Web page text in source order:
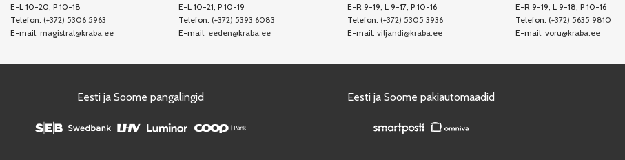
E-L 10-20, P 10-18
Telefon: (+372) 5306 5963
E-mail: magistral@kraba.ee
E-L 10-21, P 10-19
Telefon: (+372) 5393 6083
E-mail: eeden@kraba.ee
E-R 9-19, L 9-17, P 10-16
Telefon: (+372) 5305 3936
E-mail: viljandi@kraba.ee
E-R 9-19, L 9-18, P 10-16
Telefon: (+372) 5635 9810
E-mail:voru@kraba.ee
Eesti ja Soome pangalingid Eesti ja Soome pakiautomaadid